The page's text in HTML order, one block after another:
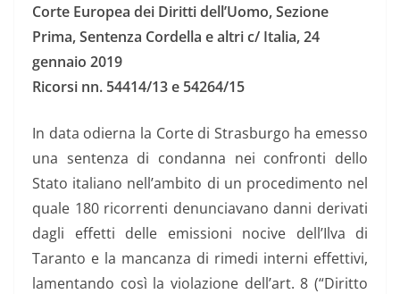
Corte Europea dei Diritti dell’Uomo, Sezione
Prima, Sentenza Cordella e altri c/ Italia, 24
gennaio 2019
Ricorsi nn. 54414/13 e 54264/15
In data odierna la Corte di Strasburgo ha emesso
una sentenza di condanna nei confronti dello
Stato italiano nell’ambito di un procedimento nel
quale 180 ricorrenti denunciavano danni derivati
dagli effetti delle emissioni nocive dell’Ilva di
Taranto e la mancanza di rimedi interni effettivi,
lamentando così la violazione dell’art. 8 (“Diritto